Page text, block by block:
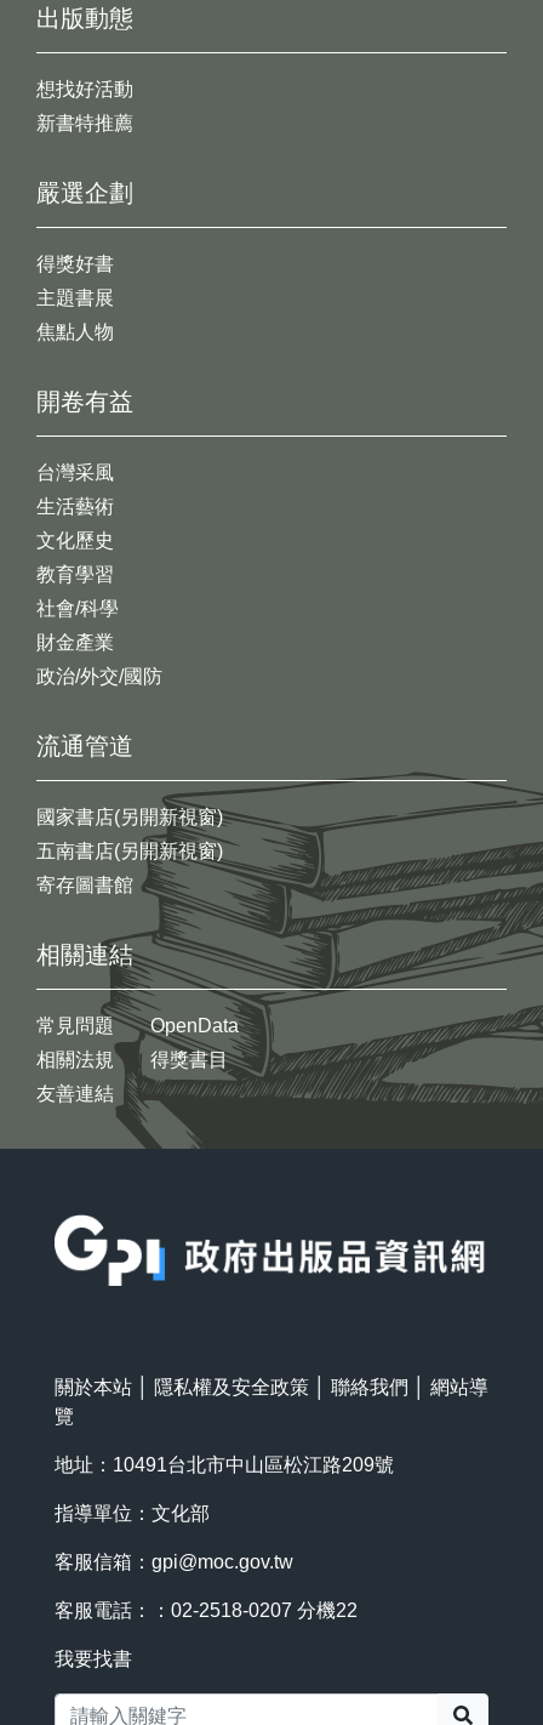
出版動態
想找好活動
新書特推薦
開卷有益
台灣采風
生活藝術
文化歷史
教育學習
社會/科學
財金產業
政治/外交/國防
嚴選企劃
得獎好書
主題書展
焦點人物
流通管道
國家書店(另開新視窗)
五南書店(另開新視窗)
寄存圖書館
相關連結
常見問題
相關法規
友善連結
OpenData
得獎書目
關於本站 隱私權及安全政策 聯絡我們
網站導
覽
地址：10491台北市中山區松江路209號
指導單位：文化部
客服信箱： gpi@moc.gov.tw
客服電話：：02-2518-0207 分機22
我要找書